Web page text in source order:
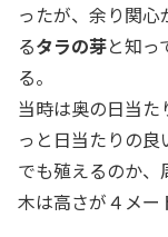
ったが、余り関
るタラの芽と知
る。
当時は奥の日当
っと日当たりの
でも殖えるのか
木は高さが４メー